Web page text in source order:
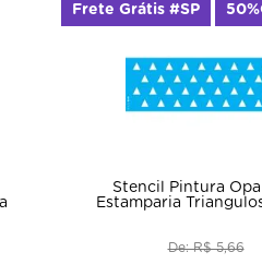
Stencil Pintura Opa
Estamparia
De: R$ 5,66
Frete Grátis #SP